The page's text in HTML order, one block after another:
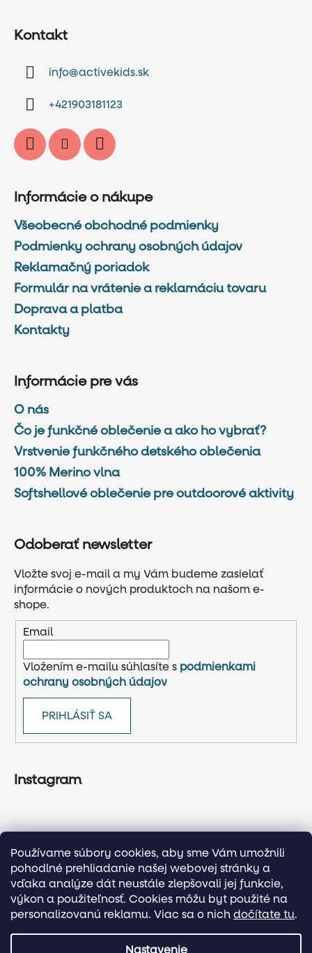
Používame súbory cookies, aby sme Vám umožnili
pohodlné prehliadanie našej webovej stránky a
vďaka analýze dát neustále zlepšovali jej funkcie,
výkon a použiteľnosť. Cookies môžu byt použité na
personalizovanú reklamu. Viac sa o nichdočítate tu.
Nastavenie
Kontakt
info@activekids.sk
+421903181123
Informácie o nákupe
Všeobecné obchodné podmienky
Podmienky ochrany osobných údajov
Reklamačný poriadok
Formulár na vrátenie a reklamáciu tovaru
Doprava a platba
Kontakty
Informácie pre vás
O nás
Čo je funkčné oblečenie a ako ho vybrať?
Vrstvenie funkčného detského oblečenia
100% Merino vlna
Softshellové oblečenie pre outdoorové aktivity
Odoberať newsletter
Vložte svoj e-mail a my Vám budeme zasielať
informácie o nových produktoch na našom e-
shope.
Email
Vložením e-mailu súhlasíte s podmienkami
ochrany osobných údajov
PRIHLÁSIŤ SA
Instagram